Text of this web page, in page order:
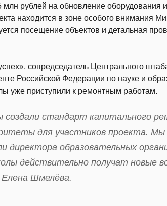
млн рублей на обновление оборудования
находится в зоне особого внимания
посещение объектов и детальная
сопредседатель Центрального
Российской Федерации по науке и
уже приступили к ремонтным работам.
стандарт капитального
для участников проекта. Мы
директора образовательных
действительно получат новые
Шмелёва.